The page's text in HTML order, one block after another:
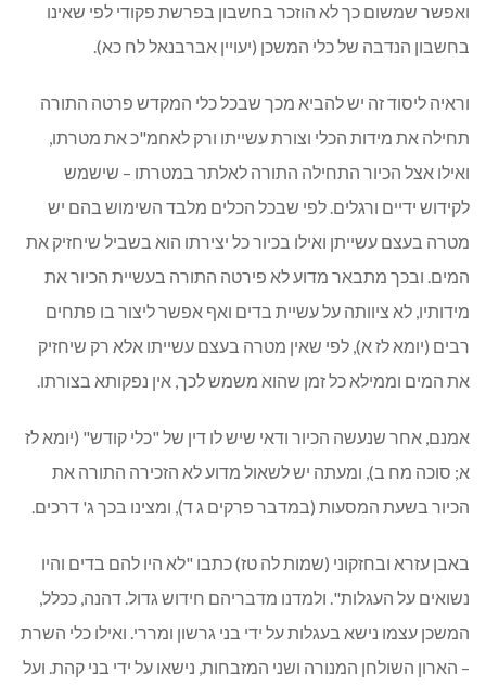
ואפשר שמשום כך לא הוזכר בחשבון בפרשת פקודי לפי שאינו
בחשבון הנדבה של כלי המשכן (יעויין אברבנאל לח כא).
וראיה ליסוד זה יש להביא מכך שבכל כלי המקדש פרטה התורה
תחילה את מידות הכלי וצורת עשייתו ורק לאחמ"כ את מטרתו,
ואילו אצל הכיור התחילה התורה לאלתר במטרתו – שישמש
לקידוש ידיים ורגלים. לפי שבכל הכלים מלבד השימוש בהם יש
מטרה בעצם עשייתן ואילו בכיור כל יצירתו הוא בשביל שיחזיק את
המים. ובכך מתבאר מדוע לא פירטה התורה בעשיית הכיור את
מידותיו, לא ציוותה על עשיית בדים ואף אפשר ליצור בו פתחים
רבים (יומא לז א), לפי שאין מטרה בעצם עשייתו אלא רק שיחזיק
את המים וממילא כל זמן שהוא משמש לכך, אין נפקותא בצורתו.
אמנם, אחר שנעשה הכיור ודאי שיש לו דין של "כלי קודש" (יומא לז
א; סוכה מח ב), ומעתה יש לשאול מדוע לא הזכירה התורה את
הכיור בשעת המסעות (במדבר פרקים ג ד), ומצינו בכך ג' דרכים.
באבן עזרא ובחזקוני (שמות לה טז) כתבו "לא היו להם בדים והיו
נשואים על העגלות". ולמדנו מדבריהם חידוש גדול. דהנה, ככלל,
המשכן עצמו נישא בעגלות על ידי בני גרשון ומררי. ואילו כלי השרת
– הארון השולחן המנורה ושני המזבחות, נישאו על ידי בני קהת. ועל